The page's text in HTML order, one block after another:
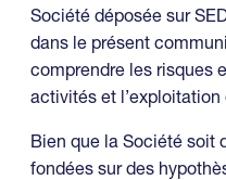
Société déposée sur
dans le présent
comprendre les risques
activités et l’exploitation
Bien que la Société soit
fondées sur des